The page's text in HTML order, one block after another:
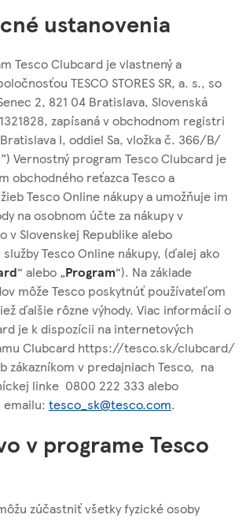
ustanovenia
Tesco Clubcard je vlastnený a
TESCO STORES SR, a. s., so
2, 821 04 Bratislava, Slovenská
zapísaná v obchodnom registri
I, oddiel Sa, vložka č. 366/B/
”) Vernostný program Tesco Clubcard je
obchodného reťazca Tesco a
Tesco Online nákupy a umožňuje im
na osobnom účte za nákupy v
v Slovenskej Republike alebo
Tesco Online nákupy, (ďalej ako
“ alebo „Program“). Na základe
môže Tesco poskytnúť používateľom
ďalšie rôzne výhody. Viac informácií o
je k dispozícii na internetových
Clubcard https://tesco.sk/clubcard/
zákazníkom v predajniach Tesco, na
linke 0800 222 333 alebo
tesco_sk@tesco.com.
v programe Tesco
zúčastniť všetky fyzické osoby